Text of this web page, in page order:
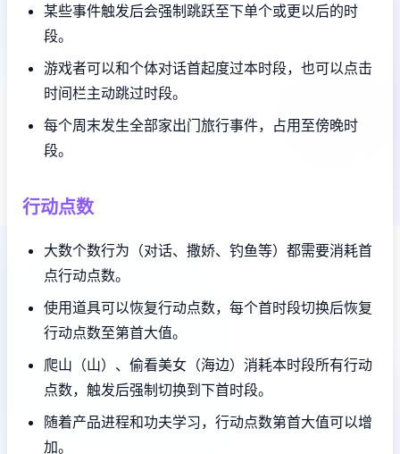
某些事件触发后会强制跳跃至下单个或更以后的时
段。
游戏者可以和个体对话首起度过本时段，也可以点击
时间栏主动跳过时段。
每个周末发生全部家出门旅行事件，占用至傍晚时
段。
行动点数
大数个数行为（对话、撒娇、钓鱼等）都需要消耗首
点行动点数。
使用道具可以恢复行动点数，每个首时段切换后恢复
行动点数至第首大值。
爬山（山）、偷看美女（海边）消耗本时段所有行动
点数，触发后强制切换到下首时段。
随着产品进程和功夫学习，行动点数第首大值可以增
加。